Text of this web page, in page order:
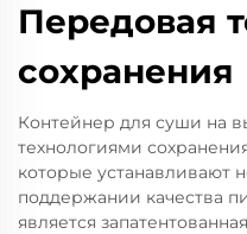
Передовая
сохранения
Контейнер для суши на
технологиями
которые устанавливают
поддержании качества
является